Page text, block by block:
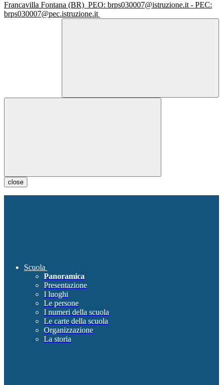
Francavilla Fontana (BR) PEO: brps030007@istruzione.it - PEC:
brps030007@pec.istruzione.it
close
Scuola
Panoramica
Presentazione
I luoghi
Le persone
I numeri della scuola
Le carte della scuola
Organizzazione
La storia